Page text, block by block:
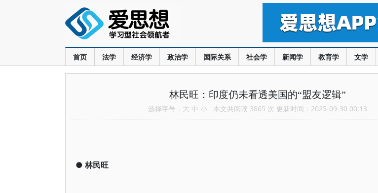
首页 法学 经济学 政治学 国际关系 社会学 新闻学 教育学 文学
林民旺：印度仍未看透美国的“盟友逻辑”
选择字号： 大 中 小 本文共阅读 3865 次 更新时间：2025-09-30 00:13
●林民旺